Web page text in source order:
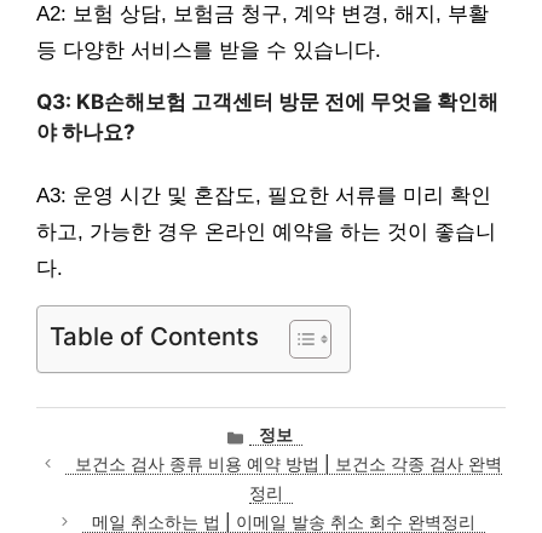
A2: 보험 상담, 보험금 청구, 계약 변경, 해지, 부활
등 다양한 서비스를 받을 수 있습니다.
Q3: KB손해보험 고객센터 방문 전에 무엇을 확인해
야 하나요?
A3: 운영 시간 및 혼잡도, 필요한 서류를 미리 확인
하고, 가능한 경우 온라인 예약을 하는 것이 좋습니
다.
Table of Contents
카
테
고
리
정보
보건소 검사 종류 비용 예약 방법 | 보건소 각종 검사 완벽
정리
메일 취소하는 법 | 이메일 발송 취소 회수 완벽정리